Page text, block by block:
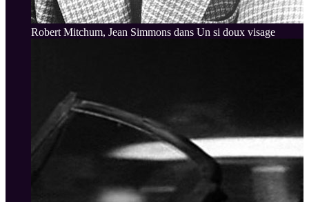
Robert Mitchum, Jean Simmons dans Un si doux visage